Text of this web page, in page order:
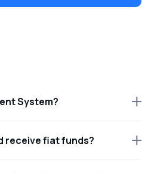
System?
receive fiat funds?